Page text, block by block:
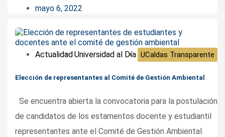
mayo 6, 2022
Actualidad Universidad al Día UCaldas Transparente
Elección de representantes al Comité de Gestión Ambiental
Se encuentra abierta la convocatoria para la postulación
de candidatos de los estamentos docente y estudiantil
representantes ante el Comité de Gestión Ambiental.